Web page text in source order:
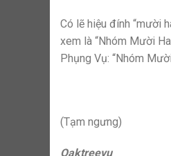
Có lẽ hiệu đính “mười
xem là “Nhóm Mười
Phụng Vụ: “Nhóm
(Tạm ngưng)
Oaktreevu